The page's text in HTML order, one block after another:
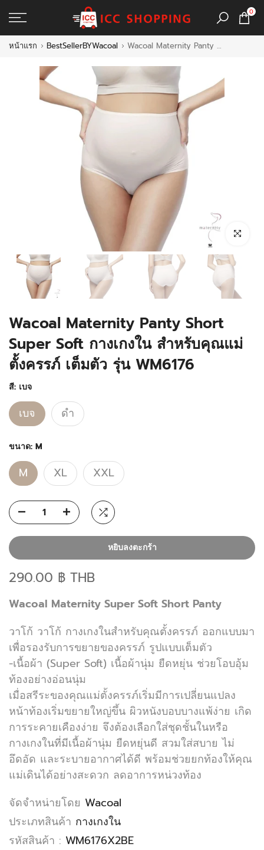
ข้าม
ที่
0
หน้าแรก BestSellerBYWacoal Wacoal Maternity Panty Short Super Soft กางเกงใน สำหรับคุณแม่ตั้งครรภ์ เต็มตัว รุ่น WM6176
คลิกเพื่อขย
Wacoal Maternity Panty Short
Super Soft กางเกงใน สำหรับคุณแม่
ตั้งครรภ์ เต็มตัว รุ่น WM6176
สี: เบจ
เบจ ดำ
ขนาด: M
M XL XXL
หยิบลงตะกร้า
290.00 ฿ THB
Wacoal Maternity Super Soft Short Panty
วาโก้ วาโก้ กางเกงในสำหรับคุณตั้งครรภ์ ออกแบบมา
เพื่อรองรับการขยายของครรภ์ รูปแบบเต็มตัว
-เนื้อผ้า (Super Soft) เนื้อผ้านุ่ม ยืดหยุ่น ช่วยโอบอุ้ม
ท้องอย่างอ่อนนุ่ม
เมื่อสรีระของคุณแม่ตั้งครรภ์เริ่มมีการเปลี่ยนแปลง
หน้าท้องเริ่มขยายใหญ่ขึ้น ผิวหนังบอบบางแพ้ง่าย เกิด
การระคายเคืองง่าย จึงต้องเลือกใส่ชุดชั้นในหรือ
กางเกงในที่มีเนื้อผ้านุ่ม ยืดหยุ่นดี สวมใส่สบาย ไม่
อึดอัด และระบายอากาศได้ดี พร้อมช่วยยกท้องให้คุณ
แม่เดินได้อย่างสะดวก ลดอาการหน่วงท้อง
จัดจำหน่ายโดย Wacoal
ประเภทสินค้า กางเกงใน
รหัสสินค้า : WM6176X2BE